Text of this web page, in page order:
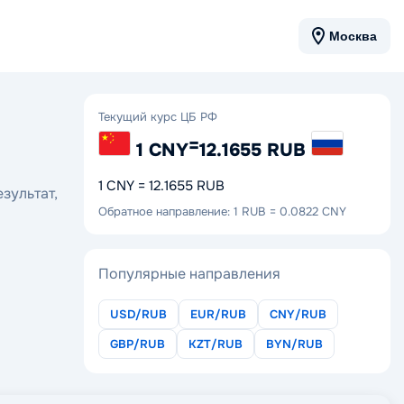
Москва
Текущий курс ЦБ РФ
1 CNY=12.1655 RUB
1 CNY = 12.1655 RUB
Обратное направление: 1 RUB = 0.0822 CNY
Популярные направления
USD/RUB EUR/RUB
CNY/RUB
GBP/RUB
KZT/RUB BYN/RUB